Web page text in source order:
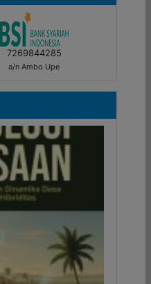
7269844285
a/n Ambo Upe
Next